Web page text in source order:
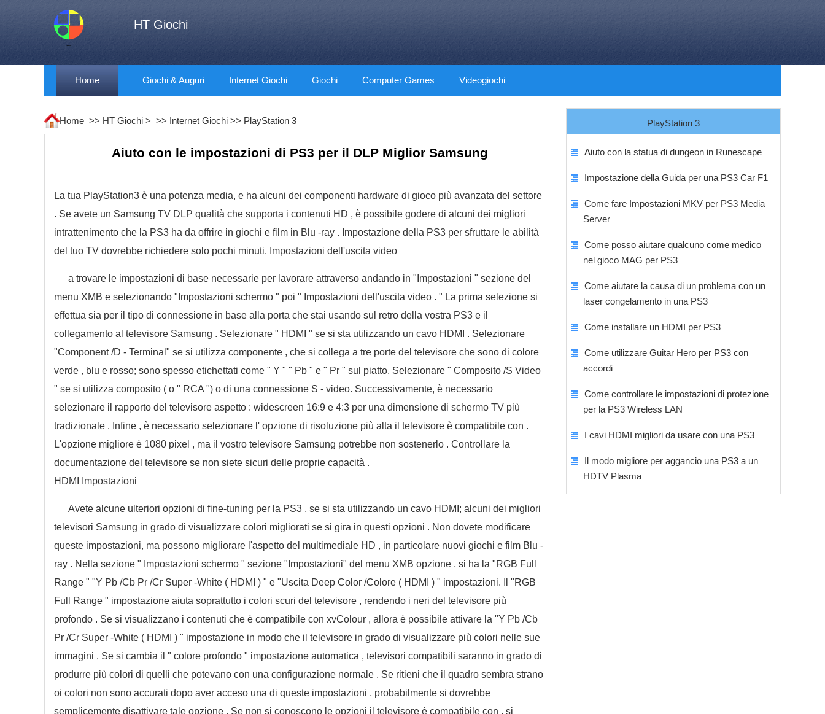
HT Giochi
Home Giochi & Auguri Internet Giochi Giochi Computer Games Videogiochi
Home >> HT Giochi > >> Internet Giochi >> PlayStation 3
Aiuto con le impostazioni di PS3 per il DLP Miglior Samsung
La tua PlayStation3 è una potenza media, e ha alcuni dei componenti hardware di gioco più avanzata del settore
. Se avete un Samsung TV DLP qualità che supporta i contenuti HD , è possibile godere di alcuni dei migliori
intrattenimento che la PS3 ha da offrire in giochi e film in Blu -ray . Impostazione della PS3 per sfruttare le abilità
del tuo TV dovrebbe richiedere solo pochi minuti. Impostazioni dell'uscita video
a trovare le impostazioni di base necessarie per lavorare attraverso andando in "Impostazioni " sezione del
menu XMB e selezionando "Impostazioni schermo " poi " Impostazioni dell'uscita video . " La prima selezione si
effettua sia per il tipo di connessione in base alla porta che stai usando sul retro della vostra PS3 e il
collegamento al televisore Samsung . Selezionare " HDMI " se si sta utilizzando un cavo HDMI . Selezionare
"Component /D - Terminal" se si utilizza componente , che si collega a tre porte del televisore che sono di colore
verde , blu e rosso; sono spesso etichettati come " Y " " Pb " e " Pr " sul piatto. Selezionare " Composito /S Video
" se si utilizza composito ( o " RCA ") o di una connessione S - video. Successivamente, è necessario
selezionare il rapporto del televisore aspetto : widescreen 16:9 e 4:3 per una dimensione di schermo TV più
tradizionale . Infine , è necessario selezionare l' opzione di risoluzione più alta il televisore è compatibile con .
L'opzione migliore è 1080 pixel , ma il vostro televisore Samsung potrebbe non sostenerlo . Controllare la
documentazione del televisore se non siete sicuri delle proprie capacità .
HDMI Impostazioni
Avete alcune ulteriori opzioni di fine-tuning per la PS3 , se si sta utilizzando un cavo HDMI; alcuni dei migliori
televisori Samsung in grado di visualizzare colori migliorati se si gira in questi opzioni . Non dovete modificare
queste impostazioni, ma possono migliorare l'aspetto del multimediale HD , in particolare nuovi giochi e film Blu -
ray . Nella sezione " Impostazioni schermo " sezione "Impostazioni" del menu XMB opzione , si ha la "RGB Full
Range " "Y Pb /Cb Pr /Cr Super -White ( HDMI ) " e "Uscita Deep Color /Colore ( HDMI ) " impostazioni. Il "RGB
Full Range " impostazione aiuta soprattutto i colori scuri del televisore , rendendo i neri del televisore più
profondo . Se si visualizzano i contenuti che è compatibile con xvColour , allora è possibile attivare la "Y Pb /Cb
Pr /Cr Super -White ( HDMI ) " impostazione in modo che il televisore in grado di visualizzare più colori nelle sue
immagini . Se si cambia il " colore profondo " impostazione automatica , televisori compatibili saranno in grado di
produrre più colori di quelli che potevano con una configurazione normale . Se ritieni che il quadro sembra strano
oi colori non sono accurati dopo aver acceso una di queste impostazioni , probabilmente si dovrebbe
semplicemente disattivare tale opzione . Se non si conoscono le opzioni il televisore è compatibile con , si
PlayStation 3
Aiuto con la statua di dungeon in Runescape
Impostazione della Guida per una PS3 Car F1
Come fare Impostazioni MKV per PS3 Media
Server
Come posso aiutare qualcuno come medico
nel gioco MAG per PS3
Come aiutare la causa di un problema con un
laser congelamento in una PS3
Come installare un HDMI per PS3
Come utilizzare Guitar Hero per PS3 con
accordi
Come controllare le impostazioni di protezione
per la PS3 Wireless LAN
I cavi HDMI migliori da usare con una PS3
Il modo migliore per aggancio una PS3 a un
HDTV Plasma